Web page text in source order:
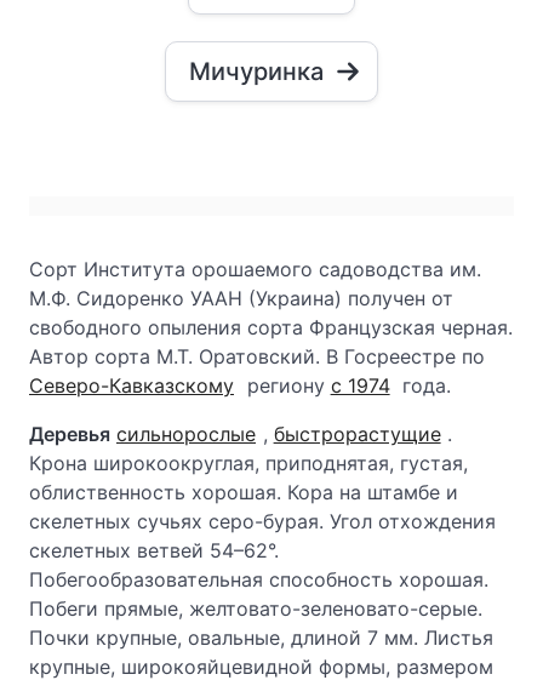
Мичуринка
Сорт Института орошаемого садоводства им.
М.Ф. Сидоренко УААН (Украина) получен от
свободного опыления сорта Французская черная.
Автор сорта М.Т. Оратовский. В Госреестре по
Северо-Кавказскому региону с 1974 года.
Деревья сильнорослые , быстрорастущие .
Крона широкоокруглая, приподнятая, густая,
облиственность хорошая. Кора на штамбе и
скелетных сучьях серо-бурая. Угол отхождения
скелетных ветвей 54–62°.
Побегообразовательная способность хорошая.
Побеги прямые, желтовато-зеленовато-серые.
Почки крупные, овальные, длиной 7 мм. Листья
крупные, широкояйцевидной формы, размером